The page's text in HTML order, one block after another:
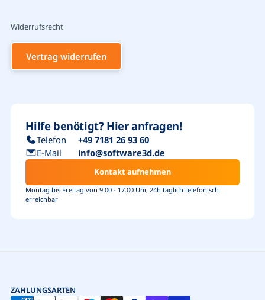
Widerrufsrecht
Vertrag widerrufen
Hilfe benötigt? Hier anfragen!
Telefon
+49 7181 26 93 60
E-Mail
info@software3d.de
Kontakt aufnehmen
Montag bis Freitag von 9.00 - 17.00 Uhr, 24h täglich telefonisch
erreichbar
ZAHLUNGSARTEN